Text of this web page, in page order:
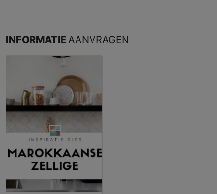
INFORMATIEAANVRAGEN